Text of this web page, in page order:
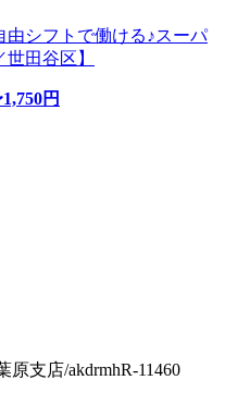
由シフトで働ける♪スーパ
田谷区】
1,750円
支店/akdrmhR-11460